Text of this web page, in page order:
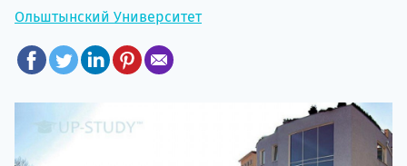
Ольштынский Университет